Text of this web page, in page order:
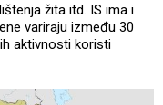
žita itd. IS ima i
variraju između 30
aktivnosti koristi